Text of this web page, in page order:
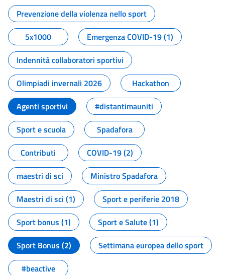
Tutti i contenuti della pagina
Prevenzione della violenza nello sport
5x1000
Emergenza COVID-19 (1)
Indennità collaboratori sportivi
Olimpiadi invernali 2026
Hackathon
Agenti sportivi
#distantimauniti
Sport e scuola
Spadafora
Contributi
COVID-19 (2)
maestri di sci
Ministro Spadafora
Maestri di sci (1)
Sport e periferie 2018
Sport bonus (1)
Sport e Salute (1)
Sport Bonus (2)
Settimana europea dello sport
#beactive